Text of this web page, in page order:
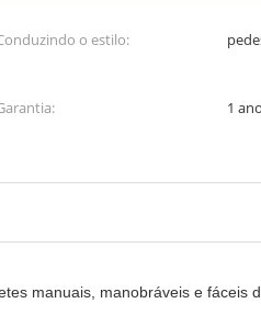
o estilo:
1 ano
manuais, manobráveis e fáceis